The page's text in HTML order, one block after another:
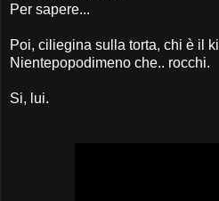
Per sapere...
Poi, ciliegina sulla torta, chi è il
Nientepopodimeno che.. rocchi.
Si, lui.